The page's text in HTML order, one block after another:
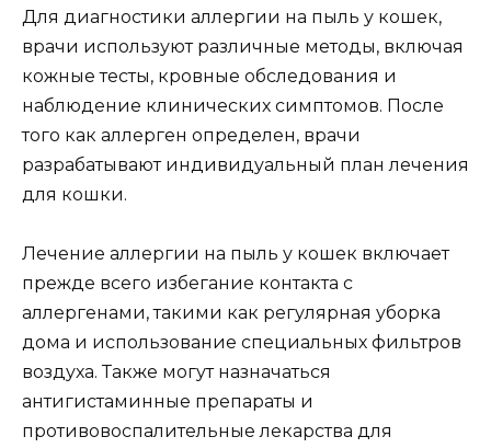
Для диагностики аллергии на пыль у кошек,
врачи используют различные методы, включая
кожные тесты, кровные обследования и
наблюдение клинических симптомов. После
того как аллерген определен, врачи
разрабатывают индивидуальный план лечения
для кошки.
Лечение аллергии на пыль у кошек включает
прежде всего избегание контакта с
аллергенами, такими как регулярная уборка
дома и использование специальных фильтров
воздуха. Также могут назначаться
антигистаминные препараты и
противовоспалительные лекарства для